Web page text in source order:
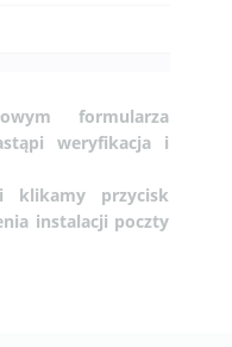
formularza
weryfikacja i
klikamy przycisk
instalacji poczty